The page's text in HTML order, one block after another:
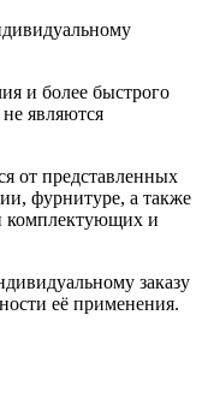
и более быстрого
являются
от представленных
фурнитуре, а также
комплектующих и
заказу
её применения.